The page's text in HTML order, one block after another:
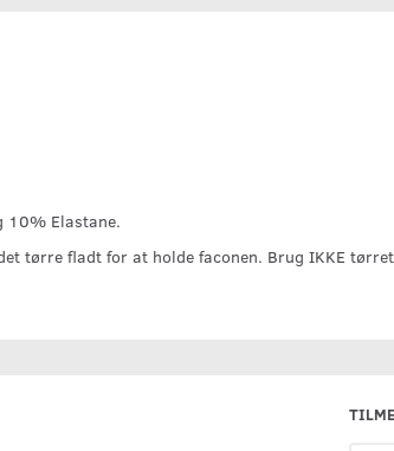
10% Elastane.
tørre fladt for at holde faconen. Brug IKKE